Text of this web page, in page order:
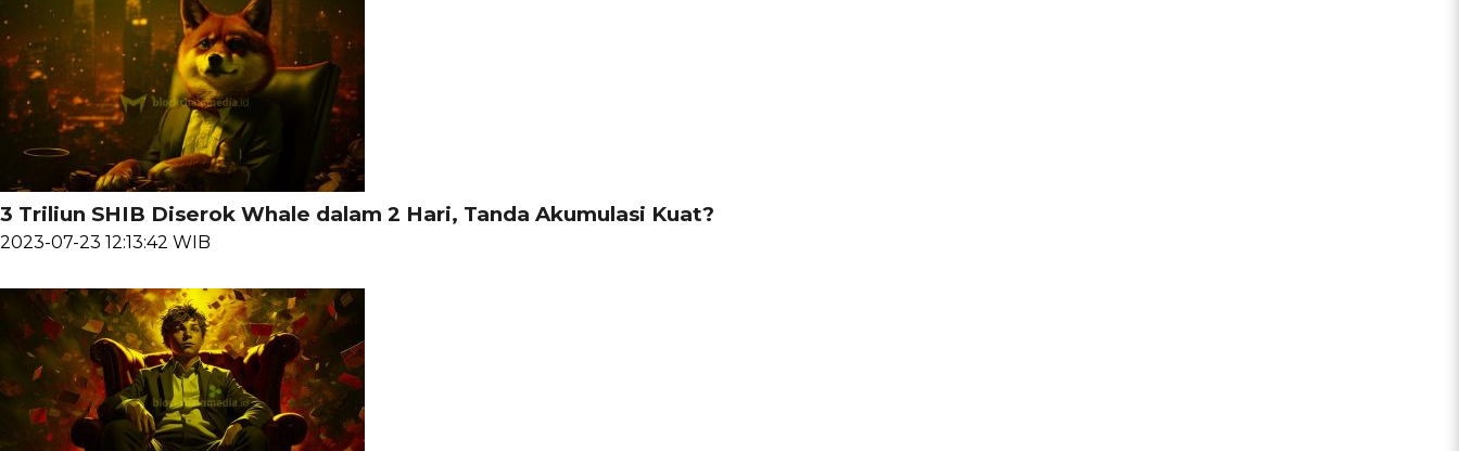
3 Triliun SHIB Diserok Whale dalam 2 Hari, Tanda Akumulasi Kuat?
2023-07-23 12:13:42 WIB